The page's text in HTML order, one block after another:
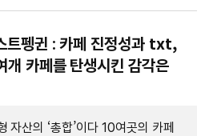
트펭귄 : 카페 진정성과 txt,
카페를 탄생시킨 감각은
자산의 ‘총합’이다 10여곳의 카페